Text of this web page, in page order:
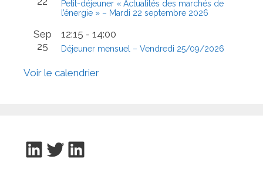
Petit-déjeuner « Actualités des marchés de
l’énergie » – Mardi 22 septembre 2026
Sep
25
12:15 - 14:00
Déjeuner mensuel – Vendredi 25/09/2026
Voir le calendrier
LinkedIn
Twitter
LinkedIn